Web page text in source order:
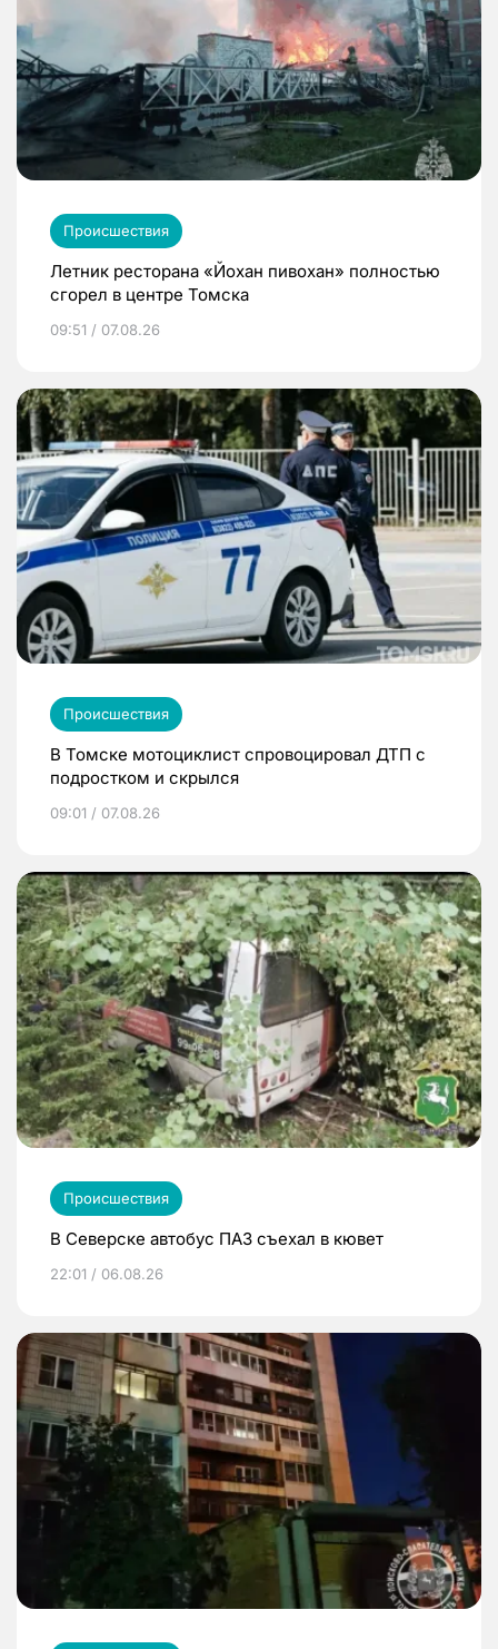
Происшествия
Летник ресторана «Йохан пивохан» полностью
сгорел в центре Томска
09:51 / 07.08.26
Происшествия
В Томске мотоциклист спровоцировал ДТП с
подростком и скрылся
09:01 / 07.08.26
Происшествия
В Северске автобус ПАЗ съехал в кювет
22:01 / 06.08.26